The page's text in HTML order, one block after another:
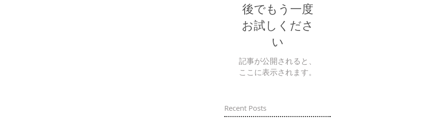
後でもう一度
お試しくださ
い
記事が公開されると、
ここに表示されます。
Recent Posts